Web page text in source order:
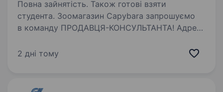
Повна зайнятість. Також готові взяти
студента. Зоомагазин Capybara запрошуємо
в команду ПРОДАВЦЯ-КОНСУЛЬТАНТА! Адреса
(ЖК Домашній) Графік роботи 09:00 — 20:00;
2 дні тому